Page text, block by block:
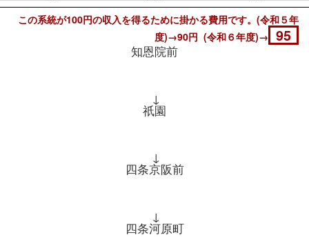
この系統が100円の収入を得るために掛かる費用です。(令和５年
度)→90円 (令和６年度)→ 95
知恩院前
↓
祇園
↓
四条京阪前
↓
四条河原町